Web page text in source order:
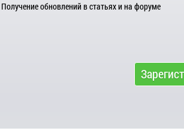
Получение обновлений в статьях и на форуме